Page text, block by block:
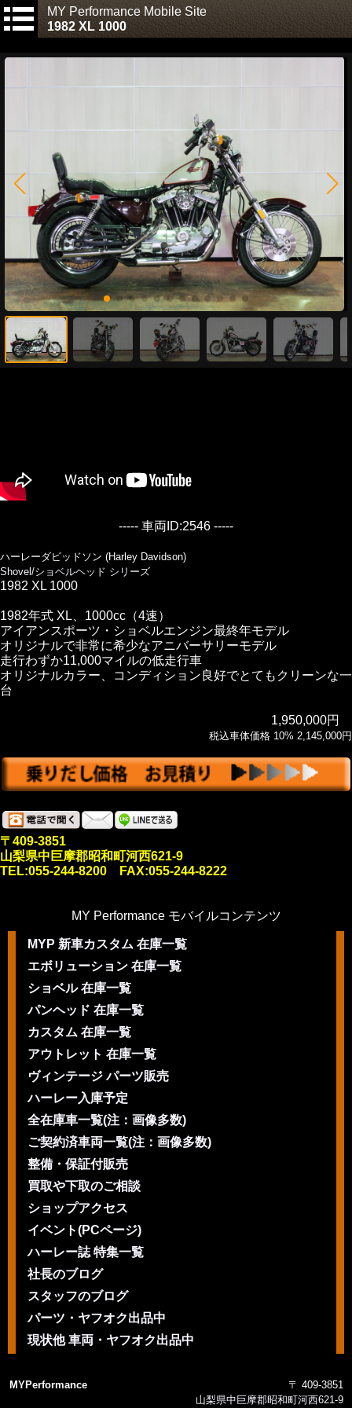
MY Performance Mobile Site
1982 XL 1000
----- 車両ID:2546 -----
ハーレーダビッドソン (Harley Davidson)
Shovel/ショベルヘッド シリーズ
1982 XL 1000
1982年式 XL、1000cc（4速）
アイアンスポーツ・ショベルエンジン最終年モデル
オリジナルで非常に希少なアニバーサリーモデル
走行わずか11,000マイルの低走行車
オリジナルカラー、コンディション良好でとてもクリーンな一
台
1,950,000円
税込車体価格 10% 2,145,000円
〒409-3851
山梨県中巨摩郡昭和町河西621-9
TEL:055-244-8200 FAX:055-244-8222
MY Performance モバイルコンテンツ
MYP 新車カスタム 在庫一覧
エボリューション 在庫一覧
ショベル 在庫一覧
パンヘッド 在庫一覧
カスタム 在庫一覧
アウトレット 在庫一覧
ヴィンテージ パーツ販売
ハーレー入庫予定
全在庫車一覧(注：画像多数)
ご契約済車両一覧(注：画像多数)
整備・保証付販売
買取や下取のご相談
ショップアクセス
イベント(PCページ)
ハーレー誌 特集一覧
社長のブログ
スタッフのブログ
パーツ・ヤフオク出品中
現状他 車両・ヤフオク出品中
MYPerformance
〒 409-3851
山梨県中巨摩郡昭和町河西621-9